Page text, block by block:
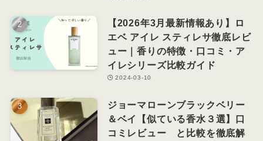
【2026年3月最新情報あり】ロ
エベ アイレ スティレサ徹底レビ
ュー｜香りの特徴・口コミ・ア
イレシリーズ比較ガイド
2024-03-10
ジョーマローンブラックベリー
＆ベイ【似ている香水３選】口
コミレビュー と比較を徹底解